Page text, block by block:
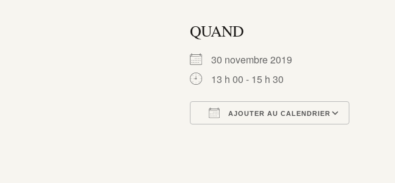
QUAND
30 novembre 2019
13 h 00 - 15 h 30
AJOUTER AU CALENDRIER